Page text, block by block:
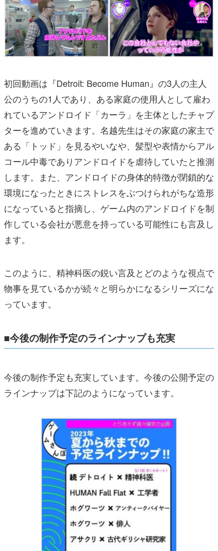
初回動画は『Detroit: Become Human』の3人の主人
公のうちの1人であり、ある家庭の使用人として雇わ
れているアンドロイド「カーラ」を主体としたチャプ
ターを進めていきます。名越先生はその家庭の家主で
ある「トッド」を見るやいなや、髪型や表情からアル
コール中毒でありアンドロイドを虐待していたと推測
します。また、アンドロイドの身体的特徴が閉鎖的な
環境になったときにストレスをぶつけられがちな造形
になっていると指摘し、ゲーム内のアンドロイドを制
作している会社が悪意を持っている可能性にも言及し
ます。
このように、精神科医の鋭い言及とどのような視点で
物事を見ているかが続々と明らかになるシリーズにな
っています。
■今後の制作予定のラインナップも充実
今後の制作予定も充実しています。今後の公開予定の
ラインナップは下記のようになっています。